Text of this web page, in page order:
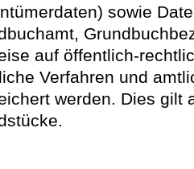
sowie
auf öffentlich-
Verfahren und
werden. Dies gilt